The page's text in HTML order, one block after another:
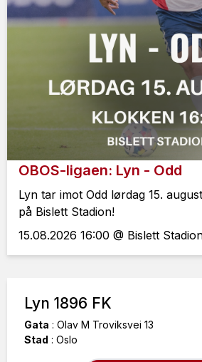
OBOS-ligaen: Lyn - Odd
Lyn tar imot Odd lørdag 15.
på Bislett Stadion!
15.08.2026 16:00 @ Bislett
Lyn 1896 FK
Gata : Olav M Troviksvei 13
Stad : Oslo